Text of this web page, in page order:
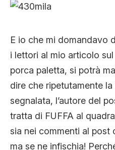
E io che mi domandavo
i lettori al mio articolo
porca paletta, si potrà
dire che ripetutamente
segnalata, l’autore del
tratta di FUFFA al
sia nei commenti al post
ma se ne infischia!